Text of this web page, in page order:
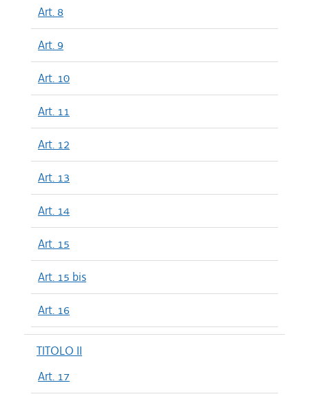
Art. 8
Art. 9
Art. 10
Art. 11
Art. 12
Art. 13
Art. 14
Art. 15
Art. 15 bis
Art. 16
TITOLO II
Art. 17